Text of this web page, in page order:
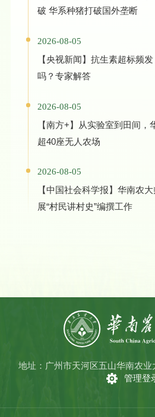
破 华系种猪打破国外垄断
2026-08-05
【央视新闻】抗生素超标频
吗？专家解答
2026-08-05
【南方+】从实验室到田间，
超40座无人农场
2026-08-05
【中国社会科学报】华南农
展“村民讲村史”编撰工作
地址：广州市天河区五山华南农业
管理登